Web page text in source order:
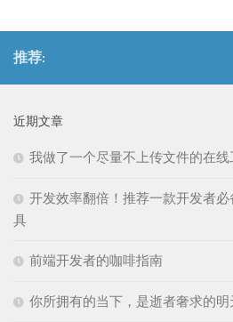
推荐:
近期文章
我做了一个尽量不上传文件的在线
开发效率翻倍！推荐一款开发者
具
前端开发者的咖啡指南
你所拥有的当下，是逝者奢求的明